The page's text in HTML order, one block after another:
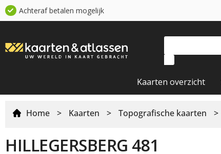
Achteraf betalen mogelijk
Kaarten overzicht
Home > Kaarten > Topografische kaarten >
HILLEGERSBERG 481